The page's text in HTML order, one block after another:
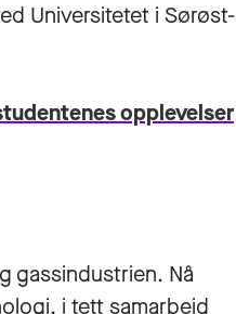
Universitetet i Sørøst-
opplevelser
gassindustrien. Nå
i tett samarbeid